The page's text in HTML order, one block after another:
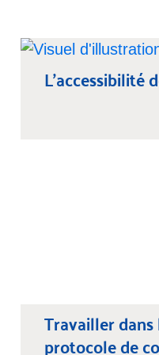
L’accessibilité
Travailler dans
protocole de